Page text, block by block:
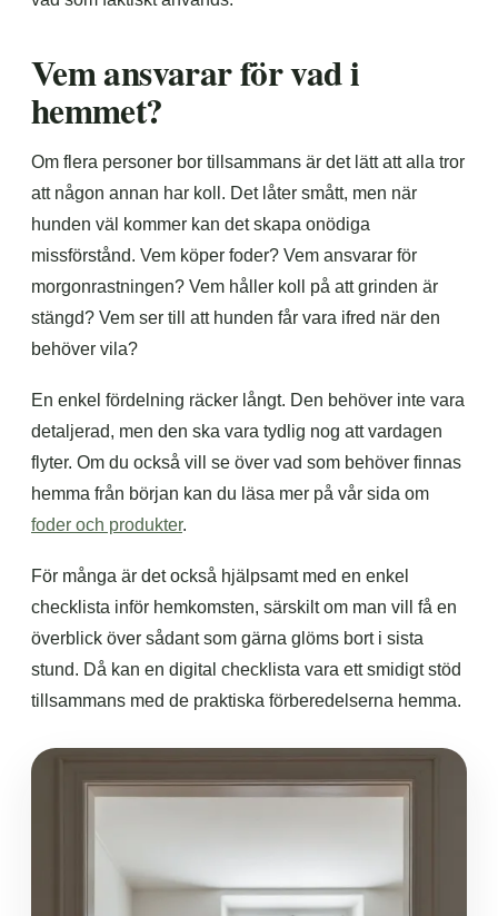
Vem ansvarar för vad i
hemmet?
Om flera personer bor tillsammans är det lätt att alla tror
att någon annan har koll. Det låter smått, men när
hunden väl kommer kan det skapa onödiga
missförstånd. Vem köper foder? Vem ansvarar för
morgonrastningen? Vem håller koll på att grinden är
stängd? Vem ser till att hunden får vara ifred när den
behöver vila?
En enkel fördelning räcker långt. Den behöver inte vara
detaljerad, men den ska vara tydlig nog att vardagen
flyter. Om du också vill se över vad som behöver finnas
hemma från början kan du läsa mer på vår sida om
foder och produkter.
För många är det också hjälpsamt med en enkel
checklista inför hemkomsten, särskilt om man vill få en
överblick över sådant som gärna glöms bort i sista
stund. Då kan en digital checklista vara ett smidigt stöd
tillsammans med de praktiska förberedelserna hemma.